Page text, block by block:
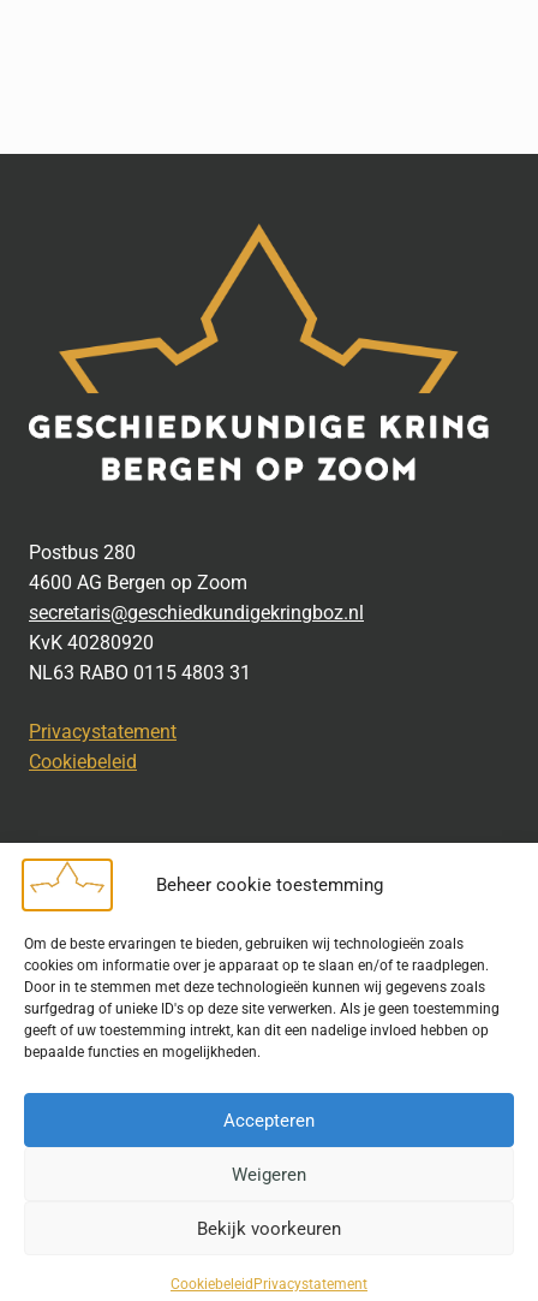
Beheer cookie toestemming
Om de beste ervaringen te bieden, gebruiken wij technologieën zoals
cookies om informatie over je apparaat op te slaan en/of te raadplegen.
Door in te stemmen met deze technologieën kunnen wij gegevens zoals
surfgedrag of unieke ID's op deze site verwerken. Als je geen toestemming
geeft of uw toestemming intrekt, kan dit een nadelige invloed hebben op
bepaalde functies en mogelijkheden.
Accepteren
Weigeren
Bekijk voorkeuren
Cookiebeleid Privacystatement
Postbus 280
4600 AG Bergen op Zoom
secretaris@geschiedkundigekringboz.nl
KvK 40280920
NL63 RABO 0115 4803 31
Privacystatement
Cookiebeleid
Bij het uitdragen van de doelstelling van de Geschiedkundige
Kring wordt gebruik gemaakt van rechtenvrije informatie en data
waarvoor toestemming is verleend. Indien u op deze site een
publicatie van tekst of beeld aantreft die hier niet aan voldoet,